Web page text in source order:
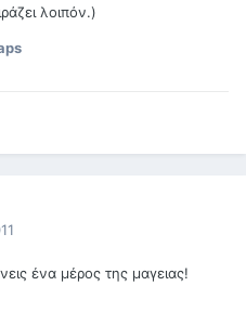
λοιπόν.)
ένα μέρος της μαγειας!